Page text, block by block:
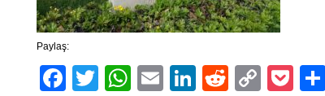
Paylaş:
Facebook
TwitterWhatsApp
EmailLinkedIn
RedditCopy